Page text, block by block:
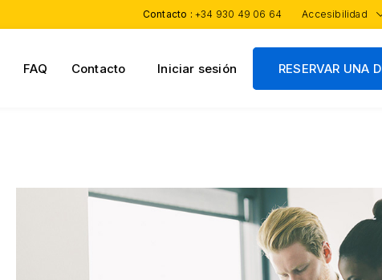
Contacto : +34 930 49 06 64 Accesibilidad
FAQ Contacto Iniciar sesión RESERVAR UNA